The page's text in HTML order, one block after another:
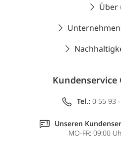
Über
Kundenservice
Tel.: 0 55 93
Unseren
MO-FR: 09:00